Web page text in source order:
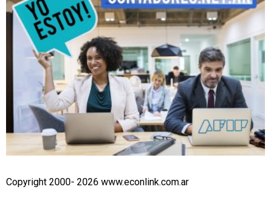
Copyright 2000- 2026 www.econlink.com.ar